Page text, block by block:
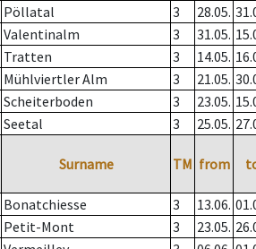
Pöllatal 3 28.05.
Valentinalm 3 31.05.
Tratten 3 14.05.
Mühlviertler Alm 3 21.05.
Scheiterboden 3 23.05.
Seetal 3 25.05.
Surname TM from
Bonatchiesse 3 13.06.
Petit-Mont 3 23.05.